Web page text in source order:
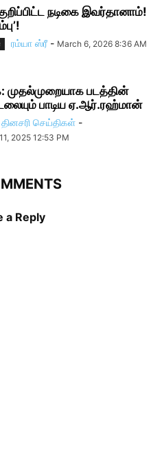
நடிகை இவர்தானாம்!
ரம்யா ஸ்ரீ - March 6, 2026 8:36 AM
முதல்முறையாக படத்தின்
பாடிய ஏ.ஆர்.ரஹ்மான்
தினசரி செய்திகள் -
2025 12:53 PM
a Reply